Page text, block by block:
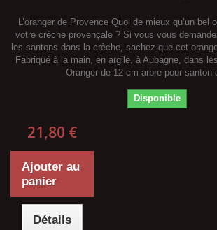
L’oranger de Provence Quoi de mieux qu’un bel
votre crèche provençale ? Si vous vous
les santons dans la crèche, sachez que cet
Fabriqué à la main, en argile, à Aubagne, dans
Oranger de 12 cm arbre pour santon
Disponible
21,80 €
Ajouter au
panier
Détails